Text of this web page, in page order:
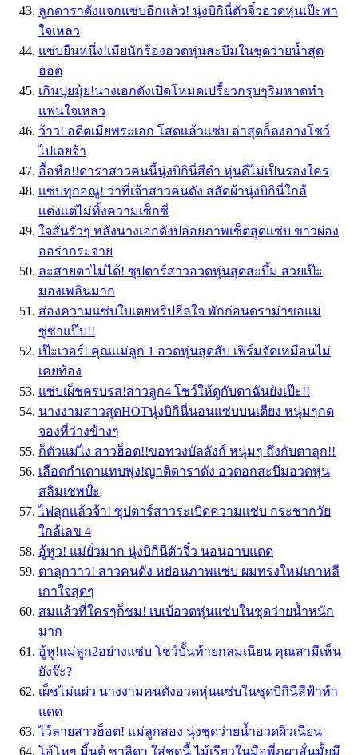
ลูกดาราดังแจกแซ่บอีกแล้ว! นุ่งบิกินี่ตัวจิ๋วอวดหุ่นเป๊ะพา
ใจเหลว
แซ่บยืนหนึ่ง!เมียนักร้องอวดหุ่นสะบึมในชุดว่ายน้ำสุด
ฮอต
เกินปุยมุ้ย!นางเอกดังเปิดโหมดเปรี้ยวกรุบๆริมหาดทำ
แฟนใจเหลว
ว้าว! อดีตเมียพระเอก โสดเเล้วเเซ่บ ล่าสุดก็ลงอ่างโชว์
ไปเลยจ้า
อื้อหือ!!ดาราสาวคนนี้นุ่งบิกินี่สีดำ หุ่นดีไม่เป็นรองใคร
เเซ่บทุกอณู! ว่าที่เจ้าสาวคนดัง สลัดผ้านุ่งบิกินี่ใกล้
เเต่งเเต่ไม่ทิ้งความเซ็กซี่
ใจสั่นรัวๆ หลังนางเอกดังปล่อยภาพเซ็ตสุดเเซ่บ ขาวผ่อง
ออร่ากระจาย
ละสายตาไม่ได้! ซุปตาร์สาวอวดหุ่นสุดสะบึ้ม สวยเป๊ะ
มองเพลินมาก
ส่องความแซ่บใบเตยทริปฮีลใจ พักก่อนดราม่าขอแม่
ซู่ซ่าแป๊บ!!
เป๊ะเวอร์! คุณเเม่ลูก 1 อวดหุ่นสุดสับ เฟิร์มจัดเหมือนไม่
เคยท้อง
แซ่บเผ็ชครบรส!สาวลูก4 โชว์ให้ดูกับตาฉันยังเป๊ะ!!
นางงามสาวสุดHOTนุ่งบิกินี่นอนแซ่บบนเตียง หนุ่มๆกด
จองที่ว่างข้างๆ
ก็ตัวแม่ไง สาวฮ็อต!!ขอทวงบัลลังก์ หนุ่มๆ ถึงกับตาลุก!!
เลือดกำเดาแทบพุ่ง!ญาติดาราดัง อวดอกสะบึมอวดหุ่น
สลิมเชพบ๊ะ
ไฟลุกเเล้วจ้า! ซุปตาร์สาวระเบิดความเเซ่บ กระชากวัย
ใกล้เลข 4
อู้หูว! แม่ยั่วมาก นุ่งบิกินีตัวจิ๋ว นอนอาบแดด
ตาลุกวาว! สาวคนดัง หย่อนภาพเเซ่บ ผมทรงใหม่เกาหลี
เกาใจสุดๆ
สมแล้วที่ใครๆก็ชม! เบเบ้อวดหุ่นแซ่บในชุดว่ายน้ำหนัก
มาก
อู้หู!แม่ลูก2อย่างแซ่บ โชว์บั้นท้ายกลมเนียน คุณสามีเห็น
ยังจ๊ะ?
เผ็ชไม่แผ่ว นางงามคนดังอวดหุ่นแซ่บในชุดบิกินีสีฟ้าท้า
แดด
ไว้ลายสาวฮ็อต! แม่ลูกสอง นุ่งชุดว่ายน้ำอวดผิวเนียน
โอ้โหๆ มิ้นต์ ชาลิดา ใส่ชุดนี้ ไม้เรียวในมือพี่ภูผาสั่นมั้ยมี